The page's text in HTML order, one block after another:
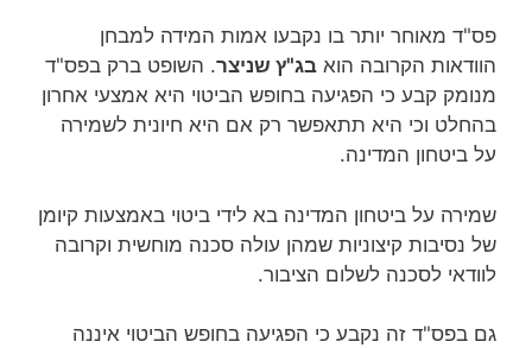
פס"ד מאוחר יותר בו נקבעו אמות המידה למבחן
הוודאות הקרובה הוא בג"ץ שניצר. השופט ברק בפס"ד
מנומק קבע כי הפגיעה בחופש הביטוי היא אמצעי אחרון
בהחלט וכי היא תתאפשר רק אם היא חיונית לשמירה
על ביטחון המדינה.
שמירה על ביטחון המדינה בא לידי ביטוי באמצעות קיומן
של נסיבות קיצוניות שמהן עולה סכנה מוחשית וקרובה
לוודאי לסכנה לשלום הציבור.
גם בפס"ד זה נקבע כי הפגיעה בחופש הביטוי איננה